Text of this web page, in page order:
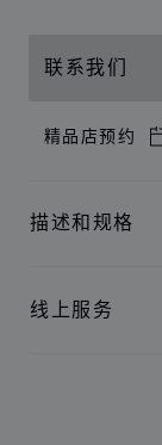
联系我们
精品店预约
描述和规格
线上服务